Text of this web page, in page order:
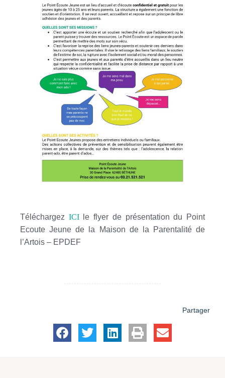
Téléchargez ICIle flyer de présentation du Point
Ecoute Jeune de la Maison de la Parentalité de
l’Artois – EPDEF
Partager